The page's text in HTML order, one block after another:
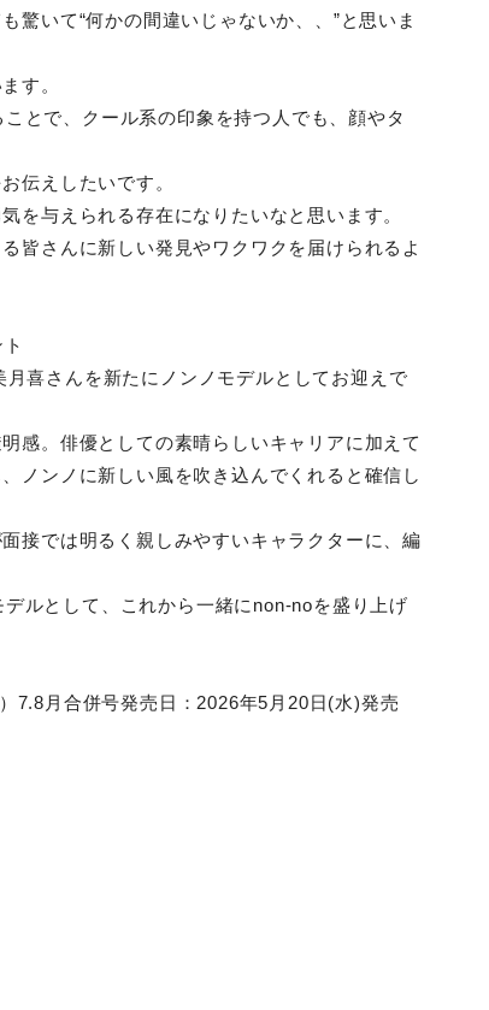
驚いて“何かの間違いじゃないか、、”と思いま
す。
とで、クール系の印象を持つ人でも、顔やタ
伝えしたいです。
を与えられる存在になりたいなと思います。
皆さんに新しい発見やワクワクを届けられるよ
喜さんを新たにノンノモデルとしてお迎えで
感。俳優としての素晴らしいキャリアに加えて
ノンノに新しい風を吹き込んでくれると確信し
接では明るく親しみやすいキャラクターに、編
ルとして、これから一緒にnon-noを盛り上げ
7.8月合併号発売日：2026年5月20日(水)発売